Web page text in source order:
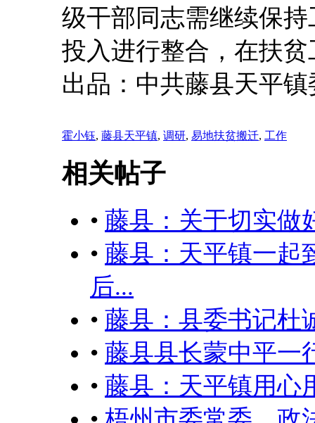
级干部同志需继续保
投入进行整合，在扶
出品：中共藤县天平
霍小钰, 藤县天平镇, 调研, 易地扶贫搬迁, 工作
相关帖子
• 藤县：关于切实做
• 藤县：天平镇一起
后...
• 藤县：县委书记杜
• 藤县县长蒙中平一
• 藤县：天平镇用心